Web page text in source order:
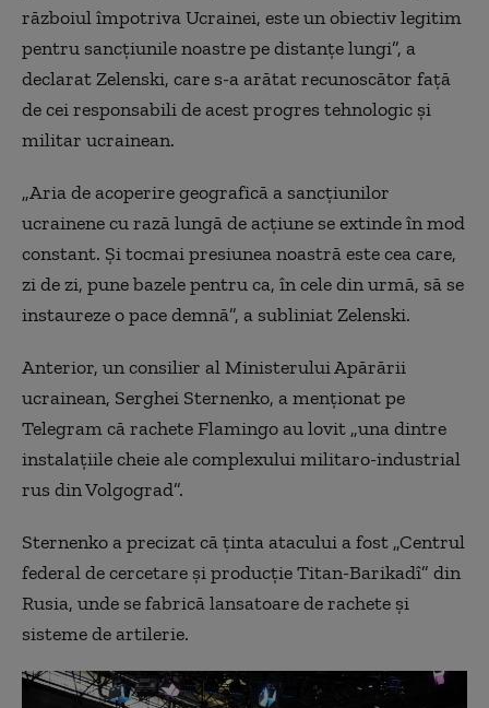
războiul împotriva Ucrainei, este un obiectiv legitim
pentru sancţiunile noastre pe distanţe lungi”, a
declarat Zelenski, care s-a arătat recunoscător faţă
de cei responsabili de acest progres tehnologic şi
militar ucrainean.
„Aria de acoperire geografică a sancţiunilor
ucrainene cu rază lungă de acţiune se extinde în mod
constant. Şi tocmai presiunea noastră este cea care,
zi de zi, pune bazele pentru ca, în cele din urmă, să se
instaureze o pace demnă”, a subliniat Zelenski.
Anterior, un consilier al Ministerului Apărării
ucrainean, Serghei Sternenko, a menţionat pe
Telegram că rachete Flamingo au lovit „una dintre
instalaţiile cheie ale complexului militaro-industrial
rus din Volgograd”.
Sternenko a precizat că ţinta atacului a fost „Centrul
federal de cercetare şi producţie Titan-Barikadî” din
Rusia, unde se fabrică lansatoare de rachete şi
sisteme de artilerie.